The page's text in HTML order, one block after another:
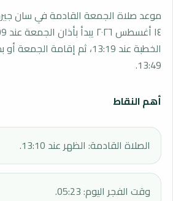
موعد صلاة الجمعة القادمة في سان
الخطبة عند 13:19، ثم إقامة
13:49.
أهم النقاط
الصلاة القادمة: الظهر عند 13:10.
وقت الفجر اليوم: 05:23.